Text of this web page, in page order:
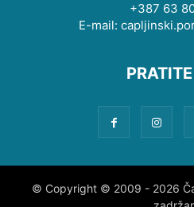
+387 63
E-mail:
© Copyright © 2009 - 2026